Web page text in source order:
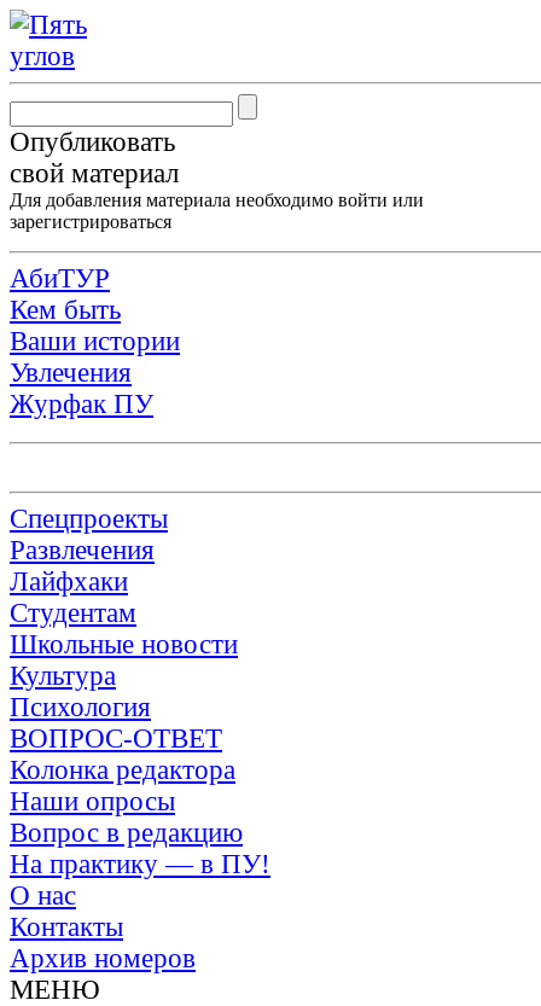
Опубликовать
свой материал
Для добавления материала необходимо войти или
зарегистрироваться
АбиТУР
Кем быть
Ваши истории
Увлечения
Журфак ПУ
Спецпроекты
Развлечения
Лайфхаки
Студентам
Школьные новости
Культура
Психология
ВОПРОС-ОТВЕТ
Колонка редактора
Наши опросы
Вопрос в редакцию
На практику — в ПУ!
О нас
Контакты
Архив номеров
МЕНЮ